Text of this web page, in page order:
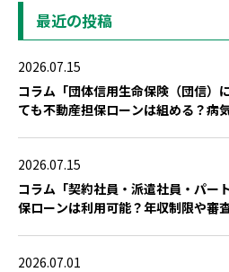
最近の投稿
2026.07.15
コラム「団体信用生命保険（団信）
ても不動産担保ローンは組める？病
2026.07.15
コラム「契約社員・派遣社員・パー
保ローンは利用可能？年収制限や審
2026.07.01